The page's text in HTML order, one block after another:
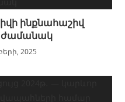
ինքնահաշիվ
ժամանակ
2025